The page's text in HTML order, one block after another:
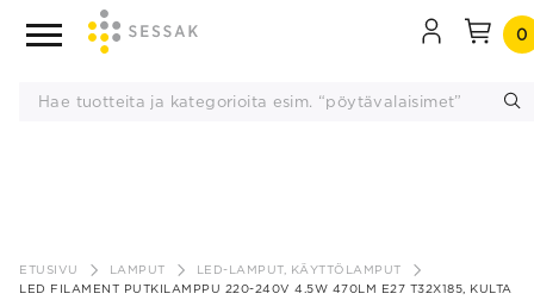
sisältöön
0
ETUSIVU LAMPUT
LED-LAMPUT, KÄYTTÖLAMPUT
LED FILAMENT PUTKILAMPPU 220-240V 4.5W 470LM E27 T32X185, KULTA